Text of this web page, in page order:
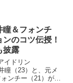
瞳＆フォンチ
のコツ伝授！
披露
イドリン
瞳（23）と、元メ
ンチー（21）が3